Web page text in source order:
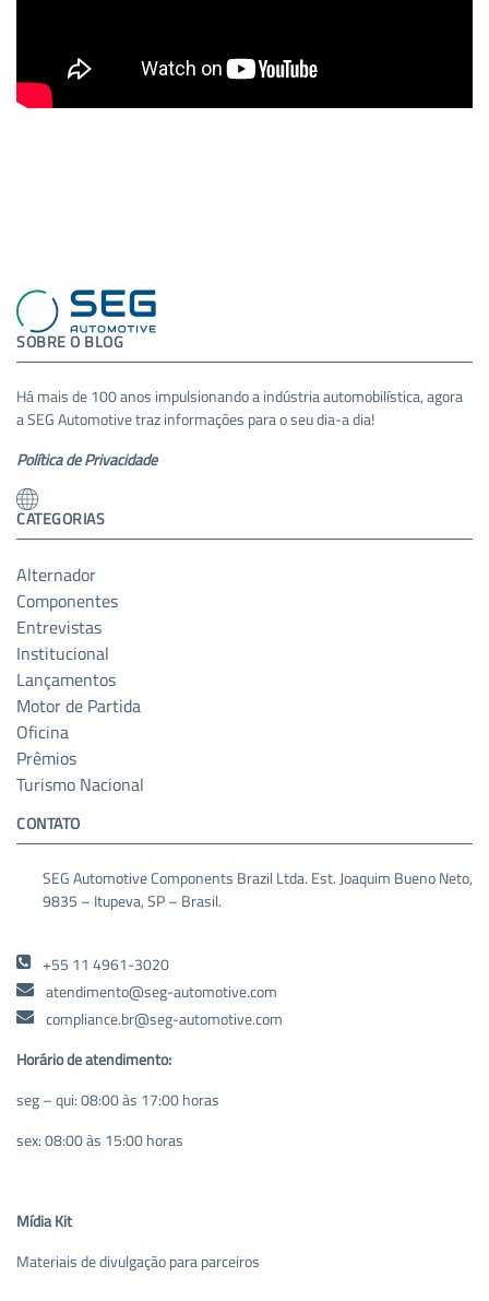
SOBRE O BLOG
Há mais de 100 anos impulsionando a indústria automobilística, agora
a SEG Automotive traz informações para o seu dia-a dia!
Política de Privacidade
CATEGORIAS
Alternador
Componentes
Entrevistas
Institucional
Lançamentos
Motor de Partida
Oficina
Prêmios
Turismo Nacional
CONTATO
SEG Automotive Components Brazil Ltda. Est. Joaquim Bueno Neto,
9835 – Itupeva, SP – Brasil.
+55 11 4961-3020
atendimento@seg-automotive.com
compliance.br@seg-automotive.com
Horário de atendimento:
seg – qui: 08:00 às 17:00 horas
sex: 08:00 às 15:00 horas
Mídia Kit
Materiais de divulgação para parceiros